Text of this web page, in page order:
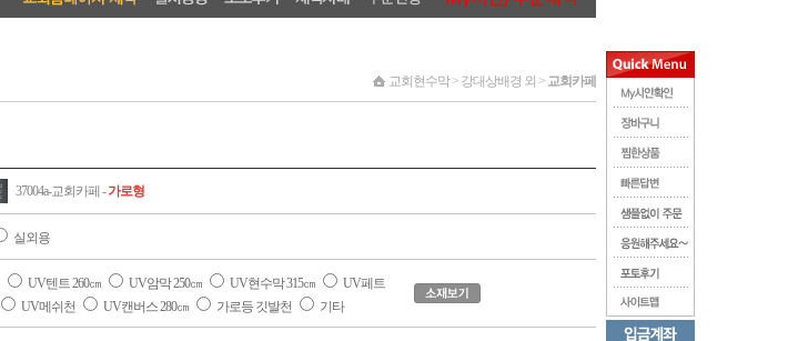
교회현수막 > 강대상배경 외 > 교회카페
37004a-교회카페 -가로형
실외용
UV텐트 260㎝ UV암막 250㎝ UV현수막 315㎝
UV페트
UV메쉬천 UV캔버스 280㎝ 가로등 깃발천 기타